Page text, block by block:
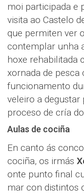
moi participada e
visita ao Castelo
que permiten ver
contemplar unha
hoxe rehabilitada
xornada de pesca
funcionamento
veleiro a
proceso de cría
Aulas de cociña
En canto ás
cociña, os irmás
onte punto final
mar con distintos